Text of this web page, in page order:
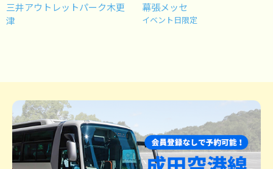
三井アウトレットパーク木更
津
幕張メッセ
イベント日限定